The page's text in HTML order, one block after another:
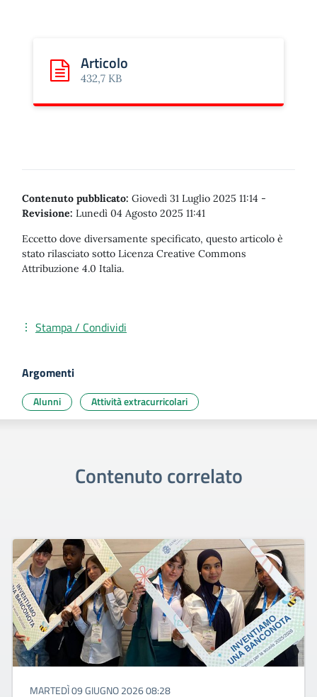
Scarica: Articolo
Articolo
432,7 KB
Contenuto pubblicato: Giovedì 31 Luglio 2025 11:14 -
Revisione: Lunedì 04 Agosto 2025 11:41
Eccetto dove diversamente specificato, questo articolo è
stato rilasciato sotto Licenza Creative Commons
Attribuzione 4.0 Italia.
Stampa / Condividi
Argomenti
Alunni Attività extracurricolari
Contenuto correlato
MARTEDÌ 09 GIUGNO 2026 08:28